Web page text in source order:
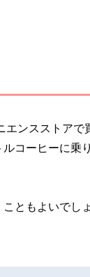
エンスストアで
コーヒーに乗
ともよいでしょ